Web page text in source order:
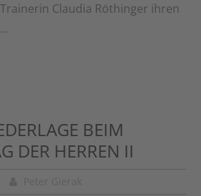
Claudia Röthinger ihren
BEIM
DER HERREN II